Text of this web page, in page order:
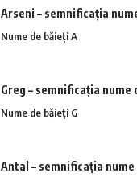
Arseni – semnificația
Nume de băieți A
Greg – semnificația nume
Nume de băieți G
Antal – semnificația nume